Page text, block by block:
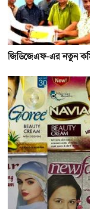
জিডিজেএফ-এর নতুন